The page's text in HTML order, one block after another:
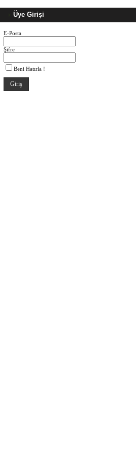
Üye Girişi
E-Posta
Şifre
Beni Hatırla !